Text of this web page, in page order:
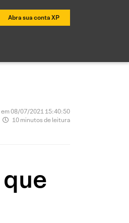
Abra sua conta XP
08/07/2021 15:40:50
10 minutos de leitura